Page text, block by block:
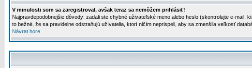
V minulosti som sa zaregistroval, avšak teraz sa nemôžem prihlásiť!
Najpravdepodobnejšie dôvody: zadali ste chybné uživateľské meno alebo heslo (skontrolujte e-
to bežné, že sa pravidelne odstraňujú užívatelia, ktorí ničím neprispeli, aby sa zmenšila veľkosť
Návrat hore